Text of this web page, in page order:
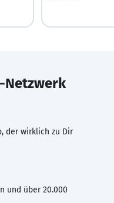
Netzwerk
der wirklich zu Dir
und über 20.000